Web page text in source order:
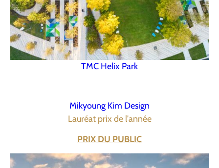
TMC Helix Park
Mikyoung Kim Design
Lauréat prix de l'année
PRIX DU PUBLIC